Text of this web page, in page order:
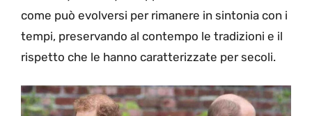
come può evolversi per rimanere in sintonia con i
tempi, preservando al contempo le tradizioni e il
rispetto che le hanno caratterizzate per secoli.